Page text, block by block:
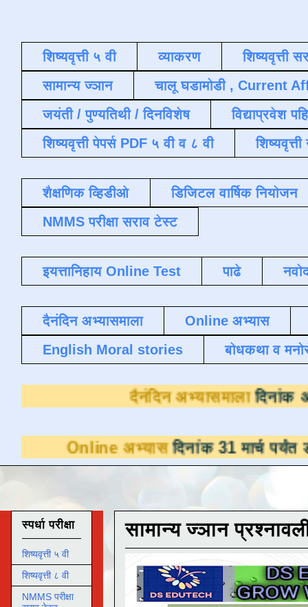
शिष्यवृत्ती ५ वी व्याकरण
शिष्यवृत्ती
सामान्य ज्ञान
चालू घडामोडी , Current
जयंती / पुण्यतिथी / दिनविशेष
विद्याप्रवेश
शिष्यवृत्ती पेपर्स PDF ५ वी व ८ वी
शैक्षणिक व्हिडीओ
डिजिटल वार्षिक नियोजन
NMMS परीक्षा सराव टेस्ट
इयत्तानिहाय Online Test पाढे
दैनंदिन अभ्यासमाला
Online अभ्यास
English Moral stories
बोधकथा व
दैनंदिन
अभ्यासदिनांक 31 मार्च पर्यंत
सामान्य ज्ञान
स्पर्धा परीक्षा
शिष्यवृत्ती ५ वी
शिष्यवृत्ती ८ वी
NMMS परीक्षा